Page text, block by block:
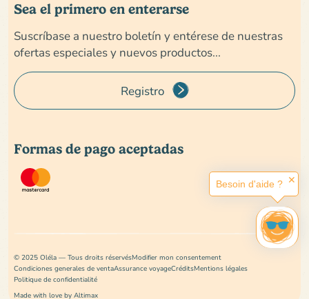
Sea el primero en enterarse
Suscríbase a nuestro boletín y entérese de nuestras
ofertas especiales y nuevos productos...
Registro
Formas de pago aceptadas
© 2025 Oléla — Tous droits réservésModifier mon consentement
Condiciones generales de ventaAssurance voyageCréditsMentions légales
Politique de confidentialité
Made with love by Altimax
Besoin d'aide ? ✕